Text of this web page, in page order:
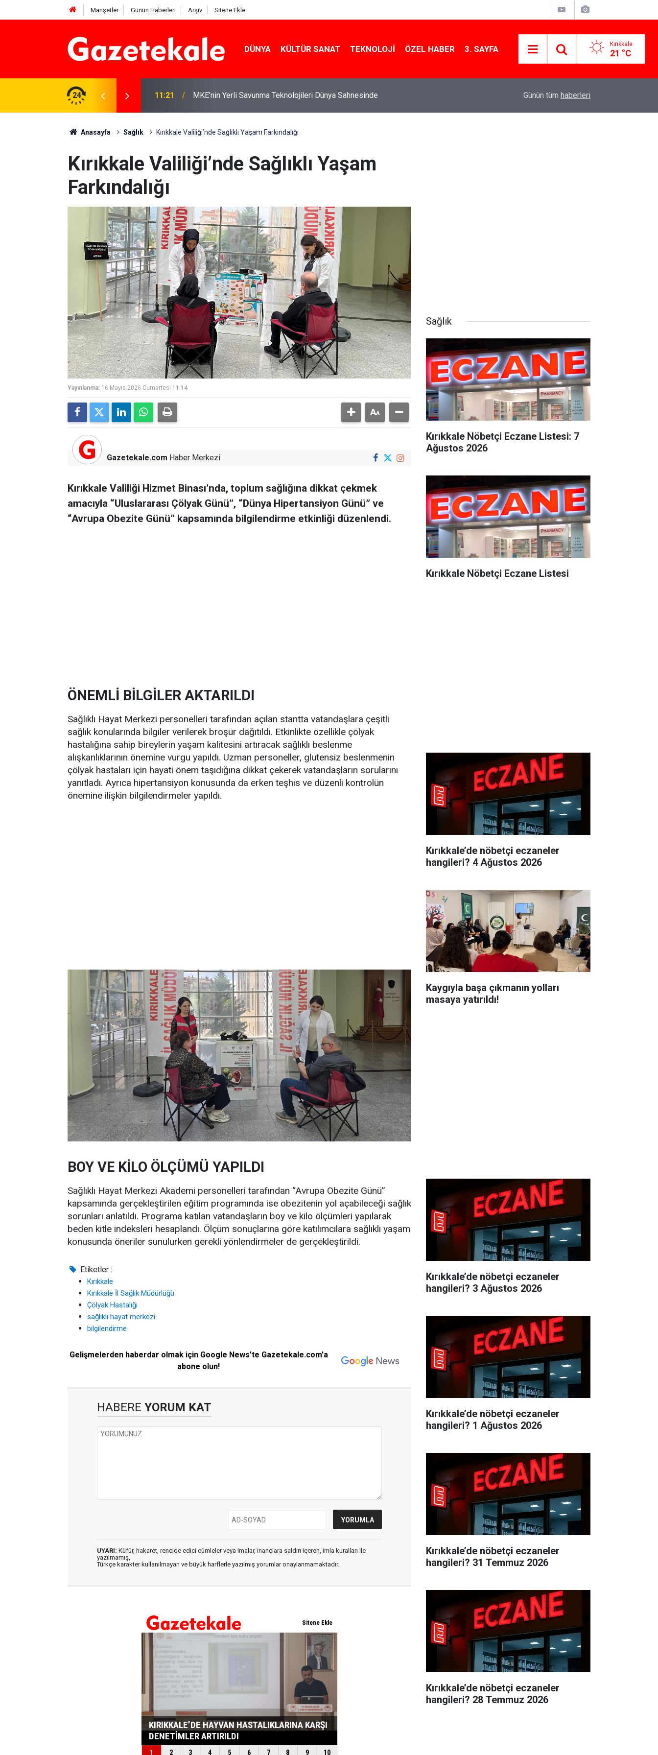
Manşetler Günün Haberleri Arşiv Sitene Ekle
DÜNYA KÜLTÜR SANAT TEKNOLOJI ÖZEL HABER 3. SAYFA Kırıkkale
21 °C
24 11:21 MKE’nin Yerli Savunma Teknolojileri Dünya Sahnesinde Günün tüm haberleri
Anasayfa Sağlık Kırıkkale Valiliği’nde Sağlıklı Yaşam Farkındalığı
Kırıkkale Valiliği’nde Sağlıklı Yaşam
Farkındalığı
Yayınlanma: 16 Mayıs 2026 Cumartesi 11:14
Gazetekale.com Haber Merkezi
Kırıkkale Valiliği Hizmet Binası’nda, toplum sağlığına dikkat çekmek
amacıyla “Uluslararası Çölyak Günü”, “Dünya Hipertansiyon Günü” ve
“Avrupa Obezite Günü” kapsamında bilgilendirme etkinliği düzenlendi.
ÖNEMLİ BİLGİLER AKTARILDI
Sağlıklı Hayat Merkezi personelleri tarafından açılan stantta vatandaşlara çeşitli
sağlık konularında bilgiler verilerek broşür dağıtıldı. Etkinlikte özellikle çölyak
hastalığına sahip bireylerin yaşam kalitesini artıracak sağlıklı beslenme
alışkanlıklarının önemine vurgu yapıldı. Uzman personeller, glutensiz beslenmenin
çölyak hastaları için hayati önem taşıdığına dikkat çekerek vatandaşların sorularını
yanıtladı. Ayrıca hipertansiyon konusunda da erken teşhis ve düzenli kontrolün
önemine ilişkin bilgilendirmeler yapıldı.
BOY VE KİLO ÖLÇÜMÜ YAPILDI
Sağlıklı Hayat Merkezi Akademi personelleri tarafından “Avrupa Obezite Günü”
kapsamında gerçekleştirilen eğitim programında ise obezitenin yol açabileceği sağlık
sorunları anlatıldı. Programa katılan vatandaşların boy ve kilo ölçümleri yapılarak
beden kitle indeksleri hesaplandı. Ölçüm sonuçlarına göre katılımcılara sağlıklı yaşam
konusunda öneriler sunulurken gerekli yönlendirmeler de gerçekleştirildi.
Etiketler :
Kırıkkale
Kırıkkale İl Sağlık Müdürlüğü
Çölyak Hastalığı
sağlıklı hayat merkezi
bilgilendirme
Gelişmelerden haberdar olmak için Google News'te Gazetekale.com'a
abone olun!
HABERE YORUM KAT
UYARI: Küfür, hakaret, rencide edici cümleler veya imalar, inançlara saldırı içeren, imla kuralları ile
yazılmamış,
Türkçe karakter kullanılmayan ve büyük harflerle yazılmış yorumlar onaylanmamaktadır.
Sağlık
Kırıkkale Nöbetçi Eczane Listesi: 7
Ağustos 2026
Kırıkkale Nöbetçi Eczane Listesi
Kırıkkale’de nöbetçi eczaneler
hangileri? 4 Ağustos 2026
Kaygıyla başa çıkmanın yolları
masaya yatırıldı!
Kırıkkale’de nöbetçi eczaneler
hangileri? 3 Ağustos 2026
Kırıkkale’de nöbetçi eczaneler
hangileri? 1 Ağustos 2026
Kırıkkale’de nöbetçi eczaneler
hangileri? 31 Temmuz 2026
Kırıkkale’de nöbetçi eczaneler
hangileri? 28 Temmuz 2026